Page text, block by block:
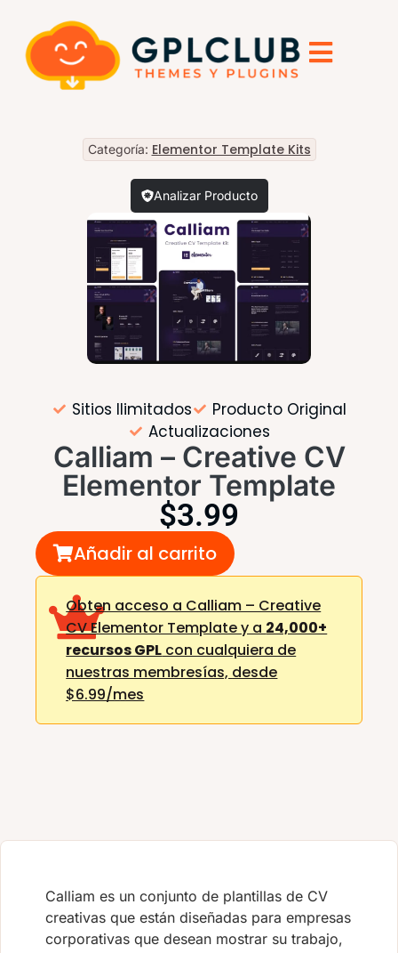
Categoría: Elementor Template Kits
Analizar Producto
Sitios Ilimitados
Producto Original
Actualizaciones
Calliam – Creative CV
Elementor Template
$3.99
Añadir al carrito
Obten acceso a Calliam – Creative
CV Elementor Template y a 24,000+
recursos GPL con cualquiera de
nuestras membresías, desde
$6.99/mes
Calliam es un conjunto de plantillas de CV
creativas que están diseñadas para empresas
corporativas que desean mostrar su trabajo,